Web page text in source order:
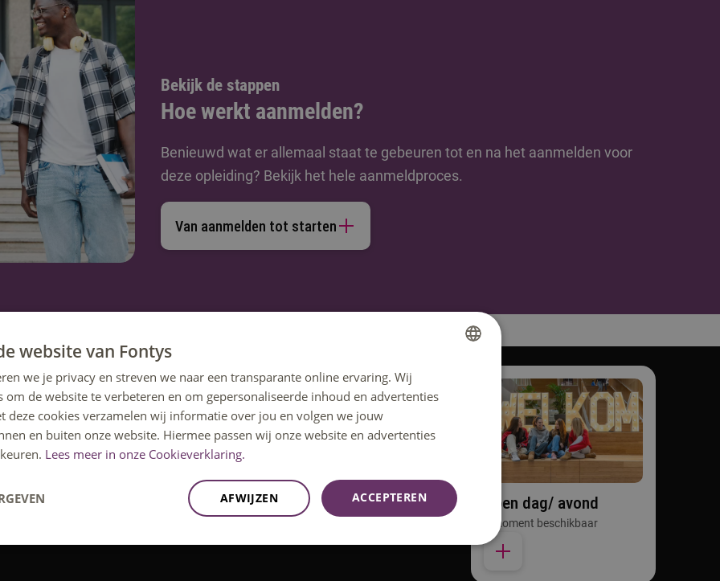
Bekijk de stappen
Hoe werkt aanmelden?
Benieuwd wat er allemaal staat te gebeuren tot en na het aanmelden voor
deze opleiding? Bekijk het hele aanmeldproces.
Van aanmelden tot starten
Economie
of één van de andere activiteiten om
Open dag/ avond
1 moment beschikbaar
ENGLISH
website van Fontys
we je privacy en streven we naar een transparante online ervaring. Wij
om de website te verbeteren en om gepersonaliseerde inhoud en advertenties
deze cookies verzamelen wij informatie over jou en volgen we jouw
en buiten onze website. Hiermee passen wij onze website en advertenties
Lees meer in onze Cookieverklaring.
ACCEPTEREN
AFWIJZEN